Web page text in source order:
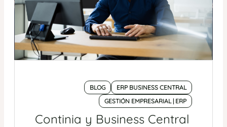
BLOG
ERP BUSINESS CENTRAL
GESTIÓN EMPRESARIAL | ERP
Continia y Business Central